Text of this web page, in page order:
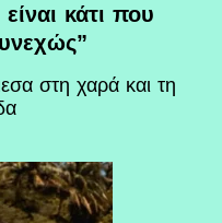
κάτι που
στη χαρά και τη